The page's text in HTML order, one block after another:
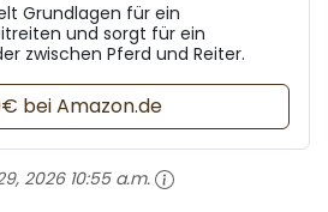
Grundlagen für ein
und sorgt für ein
zwischen Pferd und Reiter.
bei Amazon.de
2026 10:55 a.m.